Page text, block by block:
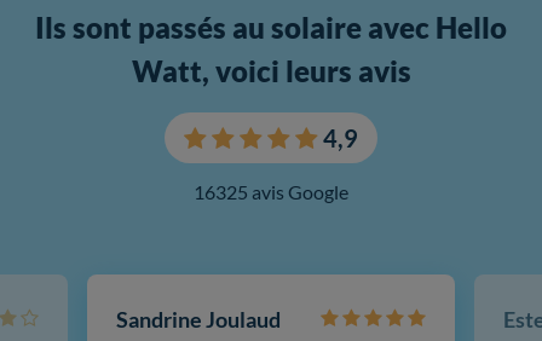
Ils sont passés au solaire avec Hello
Watt, voici leurs avis
4,9
16325 avis Google
Sandrine Joulaud